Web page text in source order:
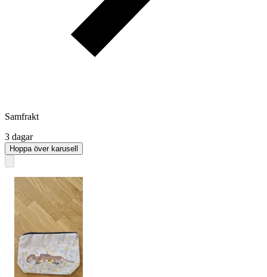
Samfrakt
3 dagar
Hoppa över karusell